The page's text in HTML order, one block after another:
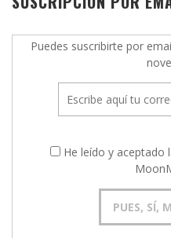
Puedes suscribirte por
He leído y aceptado